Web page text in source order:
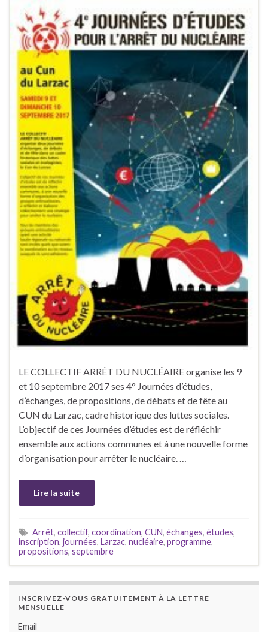
LE COLLECTIF ARRÊT DU NUCLÉAIRE organise les 9
et 10 septembre 2017 ses 4° Journées d’études,
d’échanges, de propositions, de débats et de fête au
CUN du Larzac, cadre historique des luttes sociales.
L’objectif de ces Journées d’études est de réfléchir
ensemble aux actions communes et à une nouvelle forme
d’organisation pour arrêter le nucléaire. …
Lire la suite
Arrêt, collectif, coordination, CUN, échanges, études,
inscription, journées, Larzac, nucléaire, programme,
propositions, septembre
INSCRIVEZ-VOUS GRATUITEMENT À LA LETTRE
MENSUELLE
Email